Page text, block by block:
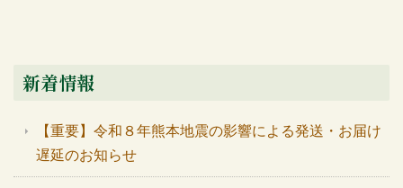
新着情報
【重要】令和８年熊本地震の影響による発送・お届け
遅延のお知らせ